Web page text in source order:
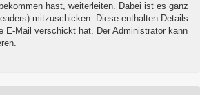
hast, weiterleiten. Dabei ist es ganz
mitzuschicken. Diese enthalten Details
E-Mail verschickt hat. Der Administrator kann